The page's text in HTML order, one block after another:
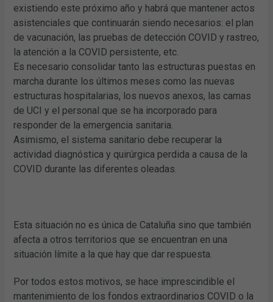
existiendo este próximo año y habrá que mantener actos
asistenciales que continuarán siendo necesarios: el plan
de vacunación, las pruebas de detección COVID y rastreo,
la atención a la COVID persistente, etc.
Es necesario consolidar tanto las estructuras puestas en
marcha durante los últimos meses como las nuevas
estructuras hospitalarias, los nuevos anexos, las camas
de UCI y el personal que se ha incorporado para
responder de la emergencia sanitaria.
Asimismo, el sistema sanitario debe recuperar la
actividad diagnóstica y quirúrgica perdida a causa de la
COVID durante las diferentes oleadas.
Esta situación no es única de Cataluña sino que también
afecta a otros territorios que se encuentran en una
situación límite a la que hay que dar respuesta.
Por todos estos motivos, se hace imprescindible el
mantenimiento de los fondos extraordinarios COVID o la